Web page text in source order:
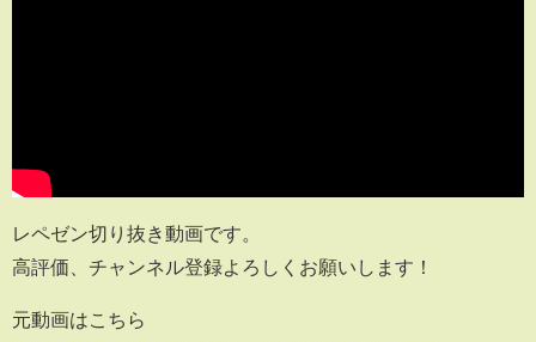
レペゼン切り抜き動画です。
高評価、チャンネル登録よろしくお願いします！
元動画はこちら